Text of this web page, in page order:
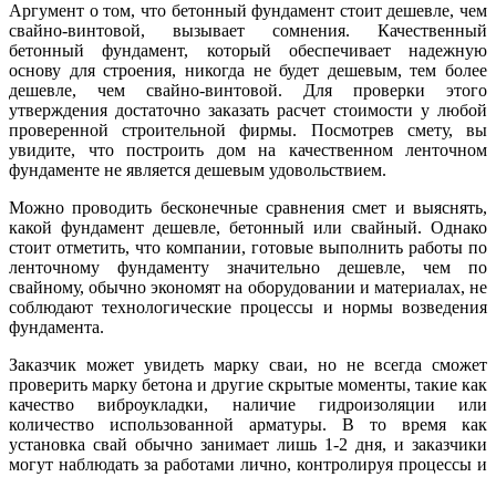
Аргумент о том, что бетонный фундамент стоит дешевле, чем
свайно-винтовой, вызывает сомнения. Качественный
бетонный фундамент, который обеспечивает надежную
основу для строения, никогда не будет дешевым, тем более
дешевле, чем свайно-винтовой. Для проверки этого
утверждения достаточно заказать расчет стоимости у любой
проверенной строительной фирмы. Посмотрев смету, вы
увидите, что построить дом на качественном ленточном
фундаменте не является дешевым удовольствием.
Можно проводить бесконечные сравнения смет и выяснять,
какой фундамент дешевле, бетонный или свайный. Однако
стоит отметить, что компании, готовые выполнить работы по
ленточному фундаменту значительно дешевле, чем по
свайному, обычно экономят на оборудовании и материалах, не
соблюдают технологические процессы и нормы возведения
фундамента.
Заказчик может увидеть марку сваи, но не всегда сможет
проверить марку бетона и другие скрытые моменты, такие как
качество виброукладки, наличие гидроизоляции или
количество использованной арматуры. В то время как
установка свай обычно занимает лишь 1-2 дня, и заказчики
могут наблюдать за работами лично, контролируя процессы и